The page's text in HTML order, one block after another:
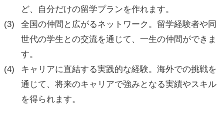
ど、自分だけの留学プランを作れます。
全国の仲間と広がるネットワーク。留学経験者や同
世代の学生との交流を通じて、一生の仲間ができま
す。
キャリアに直結する実践的な経験。海外での挑戦を
通じて、将来のキャリアで強みとなる実績やスキル
を得られます。